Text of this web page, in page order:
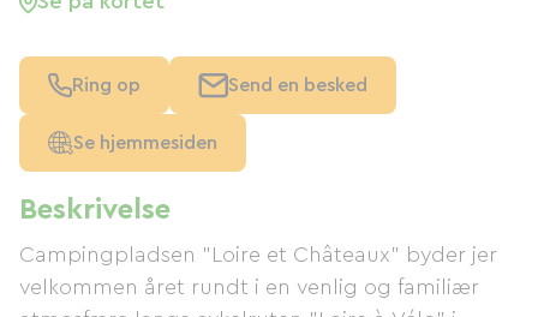
Beskrivelse
Campingpladsen "Loire et Châteaux" byder jer
velkommen året rundt i en venlig og familiær
Ring op Send en besked
Se hjemmesiden